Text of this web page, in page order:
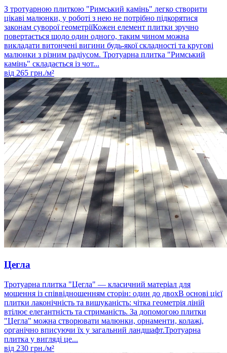
З тротуарною плиткою "Римський камінь" легко створити
цікаві малюнки, у роботі з нею не потрібно підкорятися
законам суворої геометріїКожен елемент плитки зручно
повертається щодо один одного, таким чином можна
викладати витончені вигини будь-якої складності та кругові
малюнки з різним радіусом. Тротуарна плитка "Римський
камінь" складається із чот...
від 265 грн./м²
Цегла
Тротуарна плитка "Цегла" — класичний матеріал для
мощення із співвідношенням сторін: один до двохВ основі цієї
плитки лаконічність та вишуканість: чітка геометрія ліній
втілює елегантність та стриманість. За допомогою плитки
"Цегла" можна створювати малюнки, орнаменти, колажі,
органічно вписуючи їх у загальний ландшафт.Тротуарна
плитка у вигляді це...
від 230 грн./м²